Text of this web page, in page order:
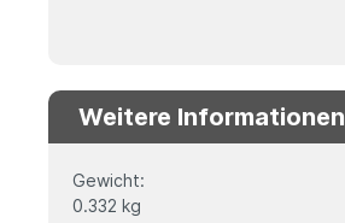
Weitere Informationen
Gewicht:
0.332 kg